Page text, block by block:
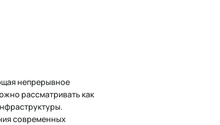
непрерывное
рассматривать как
современных